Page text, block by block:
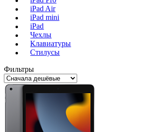
iPad Air
iPad mini
iPad
Чехлы
Клавиатуры
Стилусы
Фильтры